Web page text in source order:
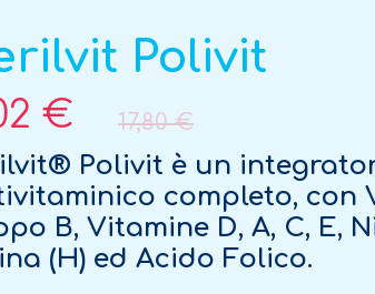
Polivit
€ 17,80 €
Polivit è un
completo, con
B, Vitamine D, A, C, E,
(H) ed Acido Folico.